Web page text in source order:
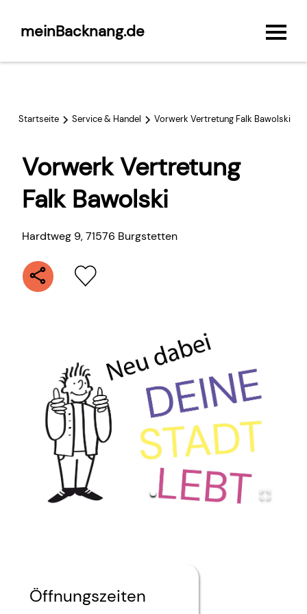
meinBacknang.de
Startseite Service & Handel Vorwerk Vertretung Falk Bawolski
Vorwerk Vertretung
Falk Bawolski
Hardtweg 9,71576 Burgstetten
Öffnungszeiten